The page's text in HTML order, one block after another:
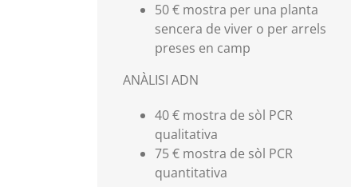
50 € mostra per una planta
sencera de viver o per arrels
preses en camp
ANÀLISI ADN
40 € mostra de sòl PCR
qualitativa
75 € mostra de sòl PCR
quantitativa